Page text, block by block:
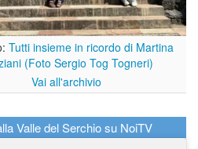
Tutti insieme in ricordo di Martina
(Foto Sergio Tog Togneri)
Vai all'archivio
Valle del Serchio su NoiTV